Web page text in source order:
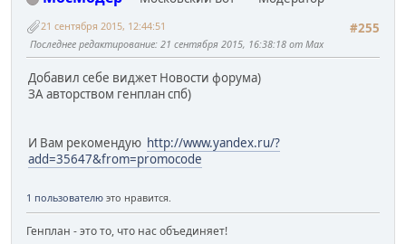
#255
21 сентября 2015, 12:44:51
Последнее редактирование: 21 сентября 2015, 16:38:18 от Max
Добавил себе виджет Новости форума)
ЗА авторством генплан спб)
И Вам рекомендую http://www.yandex.ru/?
add=35647&from=promocode
1 пользователю это нравится.
Генплан - это то, что нас объединяет!